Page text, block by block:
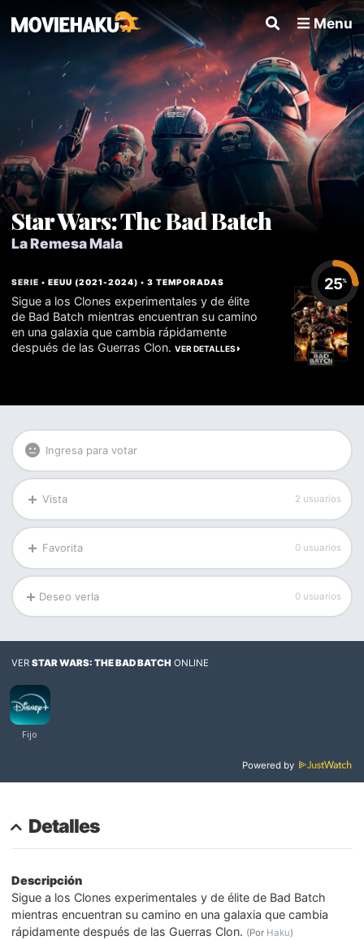
Menu
Star Wars: The Bad Batch
La Remesa Mala
25%
SERIE •EEUU (2021-2024) •3 TEMPORADAS
Sigue a los Clones experimentales y de élite
de Bad Batch mientras encuentran su camino
en una galaxia que cambia rápidamente
después de las Guerras Clon.VER DETALLES
Ingresa para votar
Vista 2 usuarios
Favorita 0 usuarios
Deseo verla 0 usuarios
VERSTAR WARS: THE BAD BATCH ONLINE
Powered by
Detalles
Descripción
Sigue a los Clones experimentales y de élite de Bad Batch
mientras encuentran su camino en una galaxia que cambia
rápidamente después de las Guerras Clon. (Por Haku)